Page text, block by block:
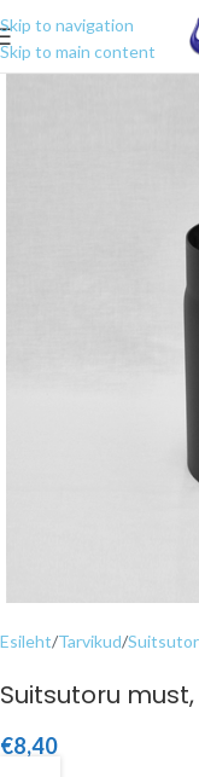
Skip to navigation
Skip to main content
Esileht/Tarvikud/
Suitsutoru
€8,40